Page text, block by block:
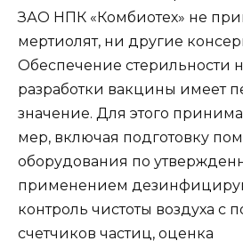
ЗАО НПК «Комбиотех» не
мертиолят, ни другие
Обеспечение стерильности
разработки вакцины имеет
значение. Для этого
мер, включая подготовку
оборудования по
применением
контроль чистоты воздуха с
счетчиков частиц, оценка